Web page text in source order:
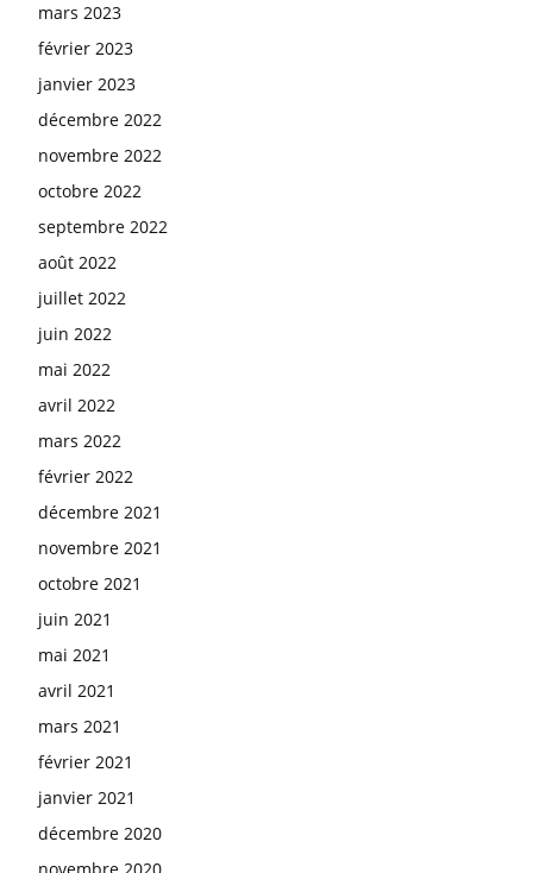
mars 2023
février 2023
janvier 2023
décembre 2022
novembre 2022
octobre 2022
septembre 2022
août 2022
juillet 2022
juin 2022
mai 2022
avril 2022
mars 2022
février 2022
décembre 2021
novembre 2021
octobre 2021
juin 2021
mai 2021
avril 2021
mars 2021
février 2021
janvier 2021
décembre 2020